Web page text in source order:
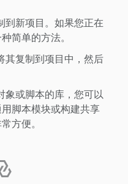
到新项目。如果您正在
简单的方法。
其复制到项目中，然后
象或脚本的库，您可以
脚本模块或构建共享
方便。